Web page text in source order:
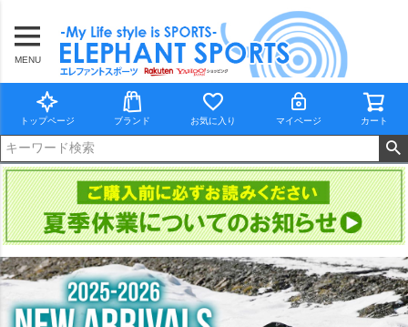
MENU
トップページ ブランド お気に入り マイページ カート